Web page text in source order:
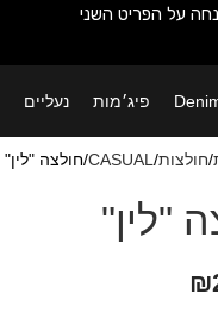
פיג׳מות נעליים
חולצות CASUAL חולצה "לין"
"לין"
₪